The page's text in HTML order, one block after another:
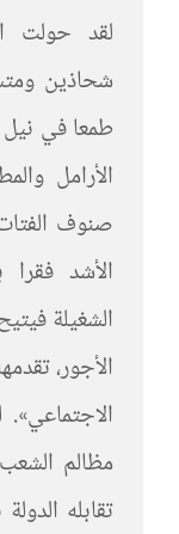
لقد حولت
شحاذين
طمعا في
الأرامل
صنوف
الأشد فقرا
الشغيلة
الأجور،
مظالم
تقابله